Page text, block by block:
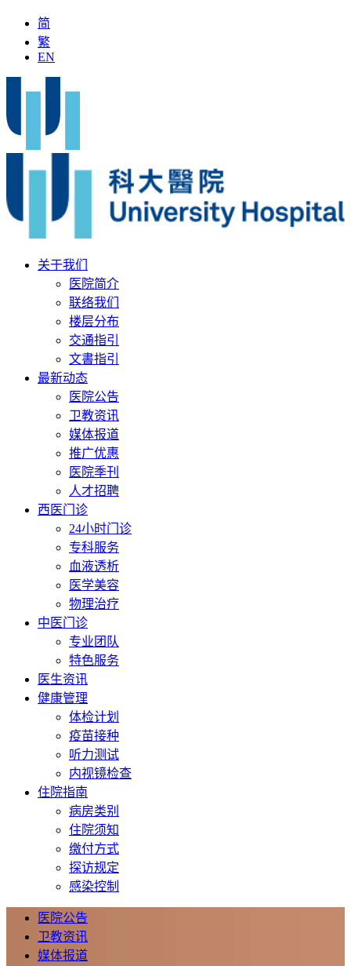
简
繁
EN
关于我们
医院简介
联络我们
楼层分布
交通指引
文書指引
最新动态
医院公告
卫教资讯
媒体报道
推广优惠
医院季刊
人才招聘
西医门诊
24小时门诊
专科服务
血液透析
医学美容
物理治疗
中医门诊
专业团队
特色服务
医生资讯
健康管理
体检计划
疫苗接种
听力测试
内视镜检查
住院指南
病房类别
住院须知
缴付方式
探访规定
感染控制
医院公告
卫教资讯
媒体报道